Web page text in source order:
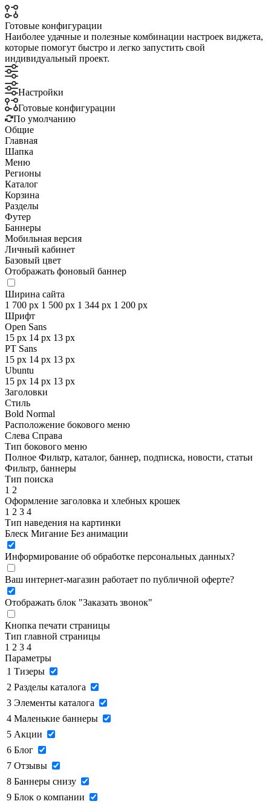
Готовые конфигурации
Наиболее удачные и полезные комбинации настроек виджета,
которые помогут быстро и легко запустить свой
индивидуальный проект.
Настройки
Готовые конфигурации
По умолчанию
Общие
Главная
Шапка
Меню
Регионы
Каталог
Корзина
Разделы
Футер
Баннеры
Мобильная версия
Личный кабинет
Базовый цвет
Отображать фоновый баннер
Ширина сайта
1 700 px 1 500 px 1 344 px 1 200 px
Шрифт
Open Sans
15 px 14 px 13 px
PT Sans
15 px 14 px 13 px
Ubuntu
15 px 14 px 13 px
Заголовки
Стиль
Bold Normal
Расположение бокового меню
Слева Справа
Тип бокового меню
Полное Фильтр, каталог, баннер, подписка, новости, статьи
Фильтр, баннеры
Тип поиска
1 2
Оформление заголовка и хлебных крошек
1 2 3 4
Тип наведения на картинки
Блеск Мигание Без анимации
Информирование об обработке персональных данных?
Ваш интернет-магазин работает по публичной оферте?
Отображать блок "Заказать звонок"
Кнопка печати страницы
Тип главной страницы
1 2 3 4
Параметры
1 Тизеры
2 Разделы каталога
3 Элементы каталога
4 Маленькие баннеры
5 Акции
6 Блог
7 Отзывы
8 Баннеры снизу
9 Блок о компании